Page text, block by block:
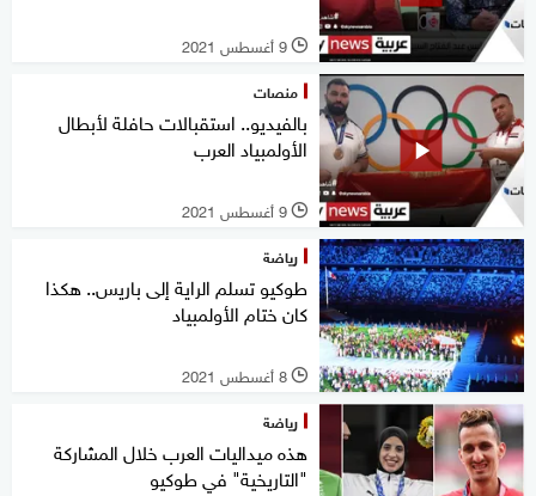
l 9 أغسطس 2021
منصات
بالفيديو.. استقبالات حافلة لأبطال
الأولمبياد العرب
l 9 أغسطس 2021
رياضة
طوكيو تسلم الراية إلى باريس.. هكذا
كان ختام الأولمبياد
l 8 أغسطس 2021
رياضة
هذه ميداليات العرب خلال المشاركة
"التاريخية" في طوكيو